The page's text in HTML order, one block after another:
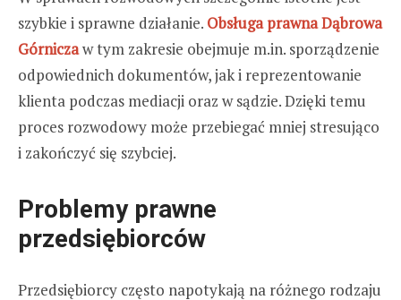
szybkie i sprawne działanie. Obsługa prawna Dąbrowa
Górniczaw tym zakresie obejmuje m.in. sporządzenie
odpowiednich dokumentów, jak i reprezentowanie
klienta podczas mediacji oraz w sądzie. Dzięki temu
proces rozwodowy może przebiegać mniej stresująco
i zakończyć się szybciej.
Problemy prawne
przedsiębiorców
Przedsiębiorcy często napotykają na różnego rodzaju